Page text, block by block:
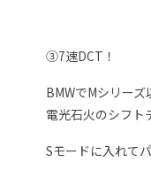
③7速DCT！
BMWでMシリー
電光石火のシフト
Sモードに入れて